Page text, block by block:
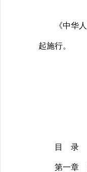
《中华人民
起施行。
目 录
第一章